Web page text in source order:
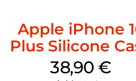
Apple iPhone
Plus Silicone
MagSafe Denim
38,90€